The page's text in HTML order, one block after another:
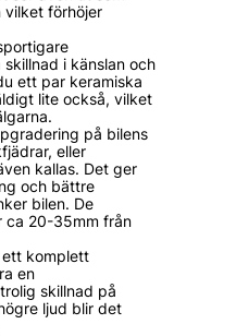
vilket förhöjer
i känslan och
ett par keramiska
lite också, vilket
på bilens
eller
kallas. Det ger
och bättre
bilen. De
ca 20-35mm från
ett komplett
en
skillnad på
ljud blir det